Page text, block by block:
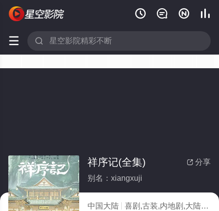
   
 
 分享
祥序记(全集)
别名：xiangxuji
中国大陆 喜剧,古装,内地剧,大陆